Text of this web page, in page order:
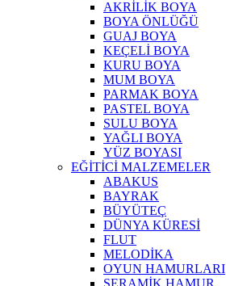
AKRİLİK BOYA
BOYA ÖNLÜĞÜ
GUAJ BOYA
KEÇELİ BOYA
KURU BOYA
MUM BOYA
PARMAK BOYA
PASTEL BOYA
SULU BOYA
YAĞLI BOYA
YÜZ BOYASI
EĞİTİCİ MALZEMELER
ABAKUS
BAYRAK
BÜYÜTEÇ
DÜNYA KÜRESİ
FLUT
MELODİKA
OYUN HAMURLARI
SERAMİK HAMUR